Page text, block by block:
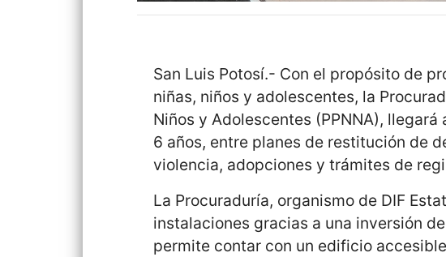
San Luis Potosí.- Con el propósito de
niñas, niños y adolescentes, la
Niños y Adolescentes (PPNNA),
6 años, entre planes de restitución de
violencia, adopciones y trámites de
La Procuraduría, organismo de DIF
instalaciones gracias a una inversión
permite contar con un edificio